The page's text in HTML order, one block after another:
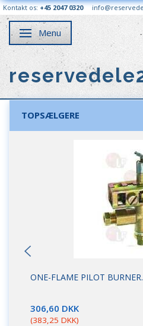
Kontakt os:+45 2047 0320
Skifte navigation
Menu
TOPSÆLGERE
ONE-FLAME PILOT
306,60 DKK
(383,25 DKK)